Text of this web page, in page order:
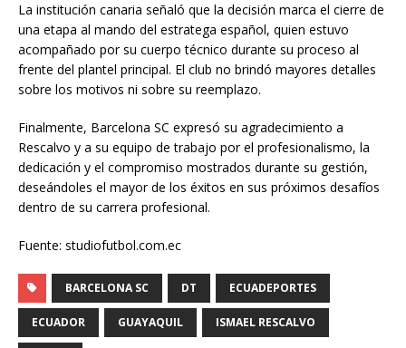
La institución canaria señaló que la decisión marca el cierre de
una etapa al mando del estratega español, quien estuvo
acompañado por su cuerpo técnico durante su proceso al
frente del plantel principal. El club no brindó mayores detalles
sobre los motivos ni sobre su reemplazo.
Finalmente, Barcelona SC expresó su agradecimiento a
Rescalvo y a su equipo de trabajo por el profesionalismo, la
dedicación y el compromiso mostrados durante su gestión,
deseándoles el mayor de los éxitos en sus próximos desafíos
dentro de su carrera profesional.
Fuente: studiofutbol.com.ec
BARCELONA SC DT ECUADEPORTES
ECUADOR GUAYAQUIL ISMAEL RESCALVO